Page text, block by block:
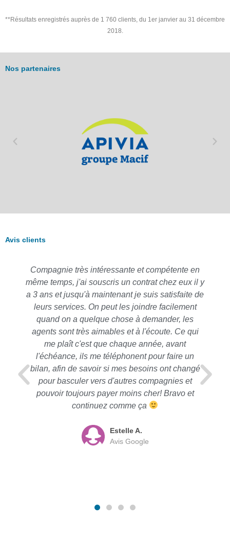
**Résultats enregistrés auprès de 1 760 clients, du 1er janvier au 31 décembre
2018.
Nos partenaires
Avis clients
Compagnie très intéressante et compétente en
même temps, j'ai souscris un contrat chez eux il y
a 3 ans et jusqu'à maintenant je suis satisfaite de
leurs services. On peut les joindre facilement
quand on a quelque chose à demander, les
agents sont très aimables et à l'écoute. Ce qui
me plaît c'est que chaque année, avant
l'échéance, ils me téléphonent pour faire un
bilan, afin de savoir si mes besoins ont changé
pour basculer vers d'autres compagnies et
pouvoir toujours payer moins cher! Bravo et
continuez comme ça
Estelle A.
Avis Google